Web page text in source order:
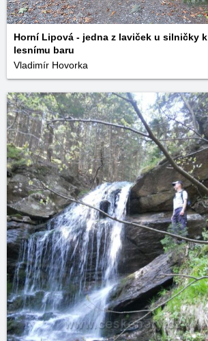
Horní Lipová - jedna z laviček u silničky k
lesnímu baru
Vladimír Hovorka